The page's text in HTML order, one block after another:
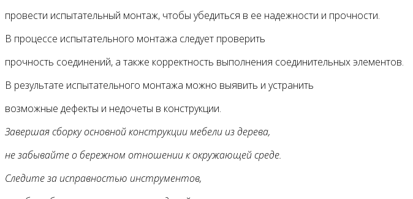
провести испытательный монтаж, чтобы убедиться в ее надежности и прочности.
В процессе испытательного монтажа следует проверить
прочность соединений, а также корректность выполнения соединительных элементов.
В результате испытательного монтажа можно выявить и устранить
возможные дефекты и недочеты в конструкции.
Завершая сборку основной конструкции мебели из дерева,
не забывайте о бережном отношении к окружающей среде.
Следите за исправностью инструментов,